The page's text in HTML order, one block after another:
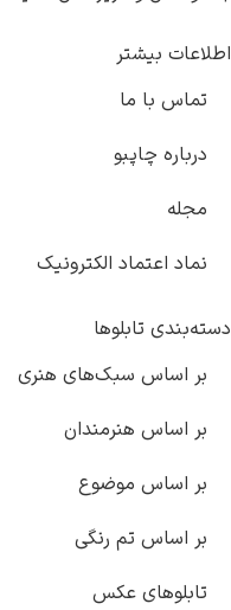
ما
الکترونیک
سبک‌های هنری
هنرمندان
موضوع
تم رنگی
عکس